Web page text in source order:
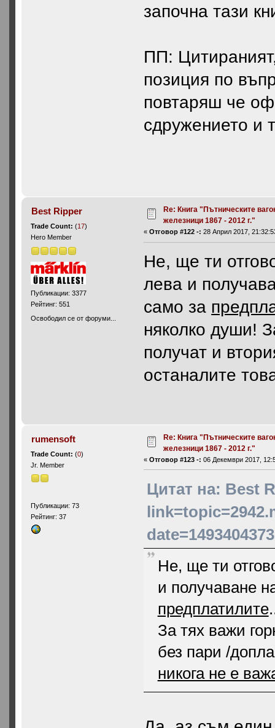
започна тази
ПП:
позиция по
повтаряш че
сдружението и
Best Ripper
Trade Count:(17)
Hero Member
Публикации: 3377
Рейтинг: 551
Освободил се от форуми...
Re: Книга "Пътническите
железници 1867 - 2012 г."
«Отговор #122 -: 28 Април 2017,
Не, ще ти
лева и
само за
няколко души!
получат и
останалите
rumensoft
Trade Count:(0)
Jr. Member
Публикации: 73
Рейтинг: 37
Re: Книга "Пътническите
железници 1867 - 2012 г."
«Отговор #123 -: 06 Декември 2017,
Цитат на: Best
date=1493404373
Не, ще ти
и получаване
предплатилите
За тях важи
без пари /
никога не е